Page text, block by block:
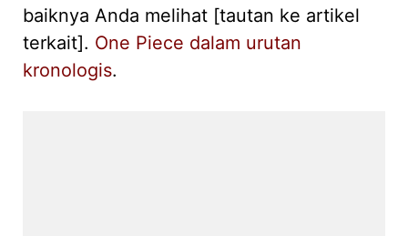
baiknya Anda melihat [tautan ke artikel
terkait]. One Piece dalam urutan
kronologis.